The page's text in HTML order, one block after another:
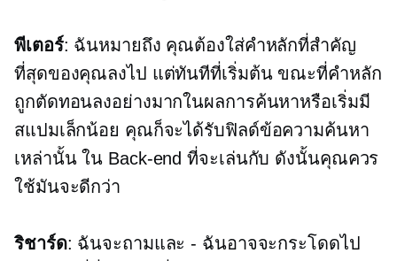
พีเตอร์: ฉันหมายถึง คุณต้องใส่คำหลักที่สำคัญ
ที่สุดของคุณลงไป แต่ทันทีที่เริ่มต้น ขณะที่คำหลัก
ถูกตัดทอนลงอย่างมากในผลการค้นหาหรือเริ่มมี
สแปมเล็กน้อย คุณก็จะได้รับฟิลด์ข้อความค้นหา
เหล่านั้น ใน Back-end ที่จะเล่นกับ ดังนั้นคุณควร
ใช้มันจะดีกว่า
ริชาร์ด: ฉันจะถามและ- ฉันอาจจะกระโดดไป